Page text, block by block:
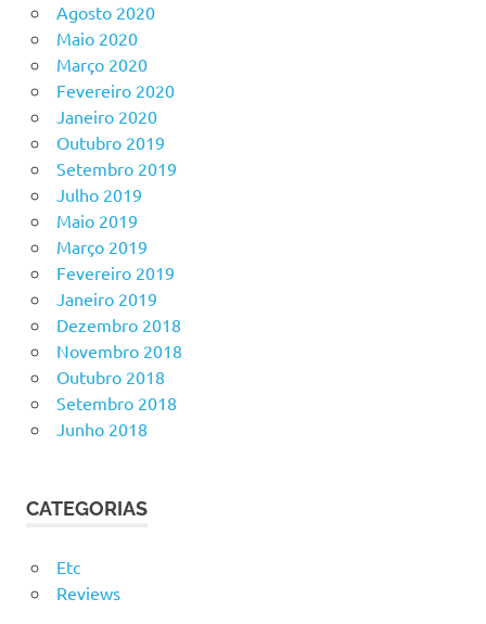
Agosto 2020
Maio 2020
Março 2020
Fevereiro 2020
Janeiro 2020
Outubro 2019
Setembro 2019
Julho 2019
Maio 2019
Março 2019
Fevereiro 2019
Janeiro 2019
Dezembro 2018
Novembro 2018
Outubro 2018
Setembro 2018
Junho 2018
CATEGORIAS
Etc
Reviews